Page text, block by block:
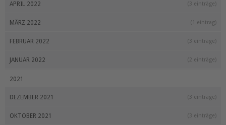
APRIL 2022 (3 einträge)
MÄRZ 2022 (1 eintrag)
FEBRUAR 2022 (3 einträge)
JANUAR 2022 (2 einträge)
2021
DEZEMBER 2021 (3 einträge)
OKTOBER 2021 (3 einträge)